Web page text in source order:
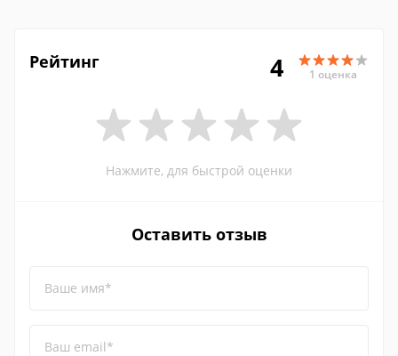
Рейтинг 4 1 оценка
Нажмите, для быстрой оценки
Оставить отзыв
Ваше имя*
Ваш email*